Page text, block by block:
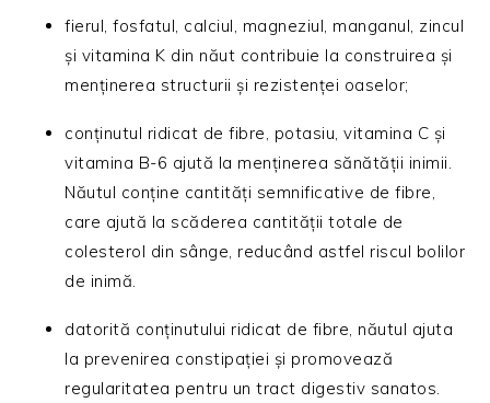
fierul, fosfatul, calciul, magneziul, manganul, zincul
și vitamina K din năut contribuie la construirea și
menținerea structurii și rezistenței oaselor;
conținutul ridicat de fibre, potasiu, vitamina C și
vitamina B-6 ajută la menținerea sănătății inimii.
Năutul conține cantități semnificative de fibre,
care ajută la scăderea cantității totale de
colesterol din sânge, reducând astfel riscul bolilor
de inimă.
datorită conținutului ridicat de fibre, năutul ajuta
la prevenirea constipației și promovează
regularitatea pentru un tract digestiv sanatos.